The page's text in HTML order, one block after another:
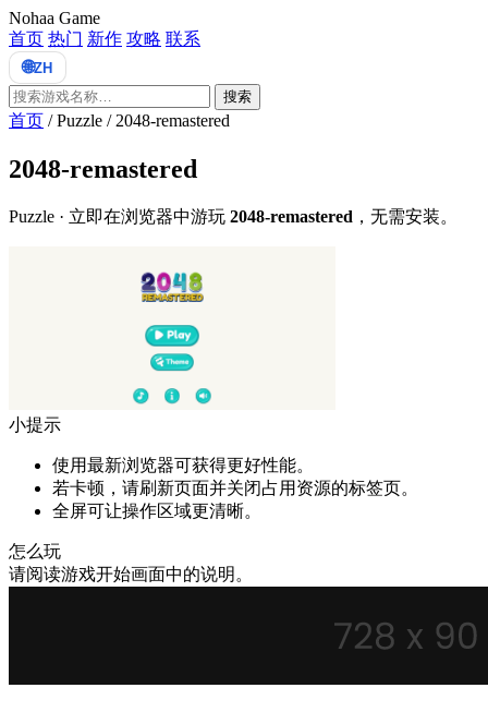
Nohaa Game
首页 热门 新作 攻略 联系
🌐ZH
搜索
首页 /Puzzle / 2048-remastered
2048-remastered
Puzzle · 立即在浏览器中游玩 2048-remastered ，无需安装。
小提示
使用最新浏览器可获得更好性能。
若卡顿，请刷新页面并关闭占用资源的标签页。
全屏可让操作区域更清晰。
怎么玩
请阅读游戏开始画面中的说明。